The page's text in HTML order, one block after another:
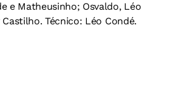
e Matheusinho; Osvaldo, Léo
Técnico: Léo Condé.